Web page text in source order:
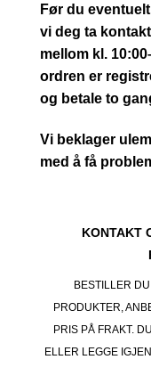
Før du
vi deg ta
mellom kl.
ordren er
og betale to
Vi beklager
med å få
KONTAKT
BESTILLER
PRODUKTER,
PRIS PÅ FRAKT.
ELLER LEGGE